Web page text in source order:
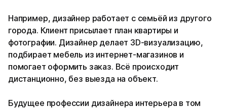
Например, дизайнер работает с семьёй из другого
города. Клиент присылает план квартиры и
фотографии. Дизайнер делает 3D-визуализацию,
подбирает мебель из интернет-магазинов и
помогает оформить заказ. Всё происходит
дистанционно, без выезда на объект.
Будущее профессии дизайнера интерьера в том